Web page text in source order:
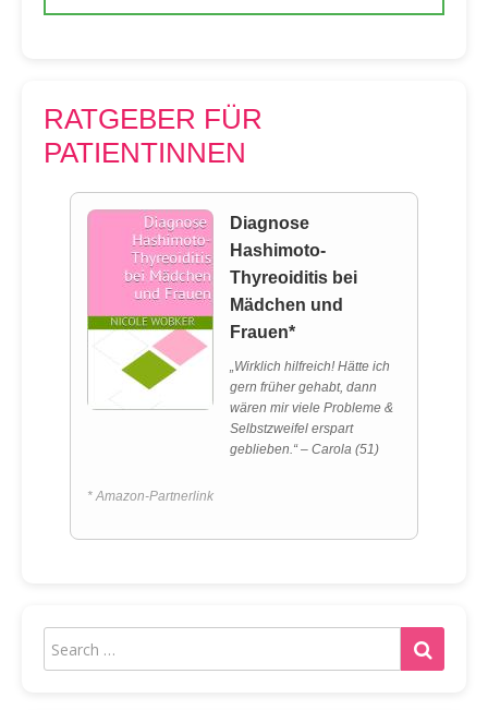
RATGEBER FÜR
PATIENTINNEN
Diagnose
Hashimoto-
Thyreoiditis bei
Mädchen und
Frauen*
„Wirklich hilfreich! Hätte ich
gern früher gehabt, dann
wären mir viele Probleme &
Selbstzweifel erspart
geblieben.“ – Carola (51)
* Amazon-Partnerlink